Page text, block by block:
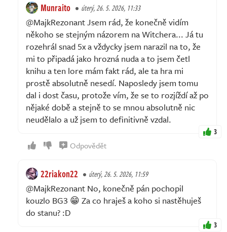
Munraito úterý, 26. 5. 2026, 11:33
@MajkRezonant Jsem rád, že konečně vidím
někoho se stejným názorem na Witchera... Já tu
rozehrál snad 5x a vždycky jsem narazil na to, že
mi to připadá jako hrozná nuda a to jsem četl
knihu a ten lore mám fakt rád, ale ta hra mi
prostě absolutně nesedí. Naposledy jsem tomu
dal i dost času, protože vím, že se to rozjíždí až po
nějaké době a stejně to se mnou absolutně nic
neudělalo a už jsem to definitivně vzdal.
3
Odpovědět
22riakon22 úterý, 26. 5. 2026, 11:59
@MajkRezonant No, konečně pán pochopil
kouzlo BG3 😁 Za co hraješ a koho si nastěhuješ
do stanu? :D
3